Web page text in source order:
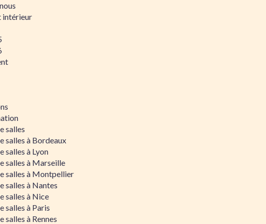
intérieur
salles
salles à Bordeaux
salles à Lyon
salles à Marseille
salles à Montpellier
salles à Nantes
salles à Nice
salles à Paris
salles à Rennes